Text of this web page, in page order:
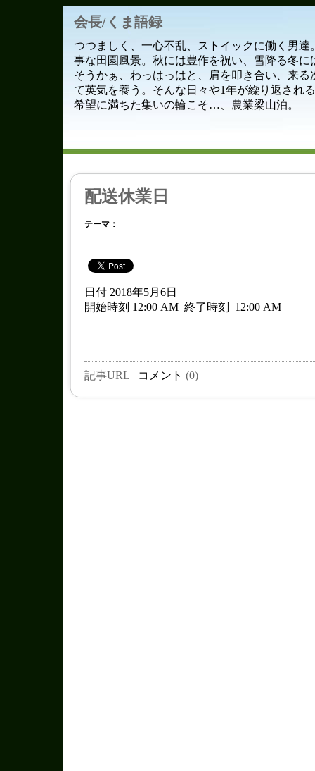
会長/くま語録
つつましく、一心不乱、ストイックに働く男達
事な田園風景。秋には豊作を祝い、雪降る冬に
そうかぁ、わっはっはと、肩を叩き合い、来る
て英気を養う。そんな日々や1年が繰り返され
希望に満ちた集いの輪こそ…、農業梁山泊。
配送休業日
テーマ：
日付 2018年5月6日
開始時刻 12:00 AM 終了時刻 12:00 AM
記事URL | コメント (0)